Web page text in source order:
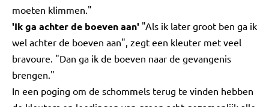
moeten klimmen."
'Ik ga achter de boeven aan' "Als ik later groot ben ga ik
wel achter de boeven aan", zegt een kleuter met veel
bravoure. "Dan ga ik de boeven naar de gevangenis
brengen."
In een poging om de schommels terug te vinden hebben